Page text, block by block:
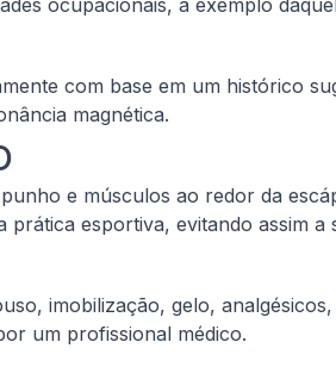
ocupacionais, a exemplo
com base em um histórico
magnética.
e músculos ao redor da
esportiva, evitando assim a
imobilização, gelo,
um profissional médico.